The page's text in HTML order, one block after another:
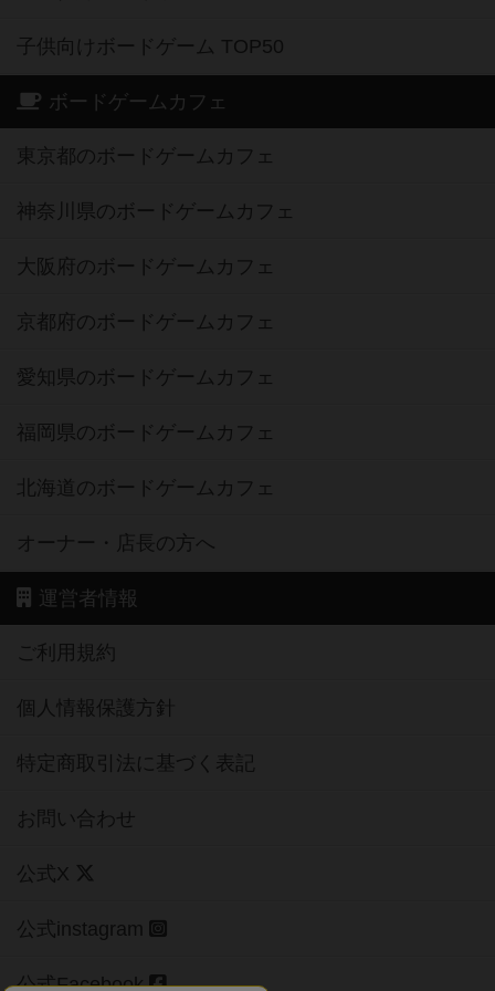
子供向けボードゲーム TOP50
ボードゲームカフェ
東京都のボードゲームカフェ
神奈川県のボードゲームカフェ
大阪府のボードゲームカフェ
京都府のボードゲームカフェ
愛知県のボードゲームカフェ
福岡県のボードゲームカフェ
北海道のボードゲームカフェ
オーナー・店長の方へ
運営者情報
ご利用規約
個人情報保護方針
特定商取引法に基づく表記
お問い合わせ
公式X
公式instagram
公式Facebook